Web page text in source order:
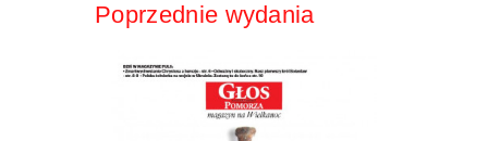
Poprzednie wydania